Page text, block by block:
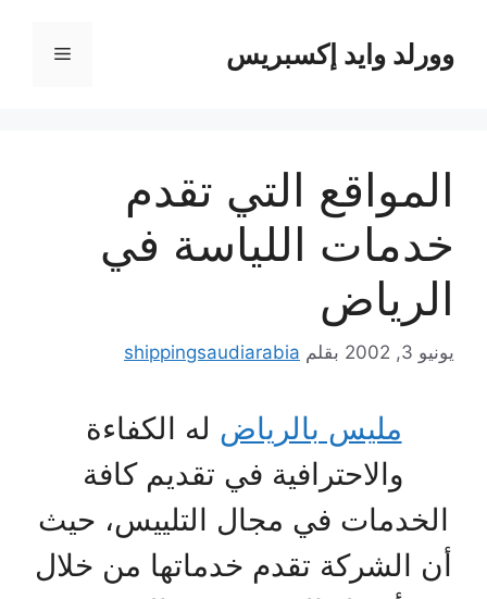
المحتوىوورلد وايد إكسبريس القائمة
المواقع التي تقدم
خدمات اللياسة في
الرياض
يونيو 3, 2002 بقلم shippingsaudiarabia
مليس بالرياض له الكفاءة
والاحترافية في تقديم كافة
الخدمات في مجال التلييس، حيث
أن الشركة تقدم خدماتها من خلال